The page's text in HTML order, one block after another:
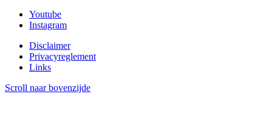
Youtube
Instagram
Disclaimer
Privacyreglement
Links
Scroll naar bovenzijde